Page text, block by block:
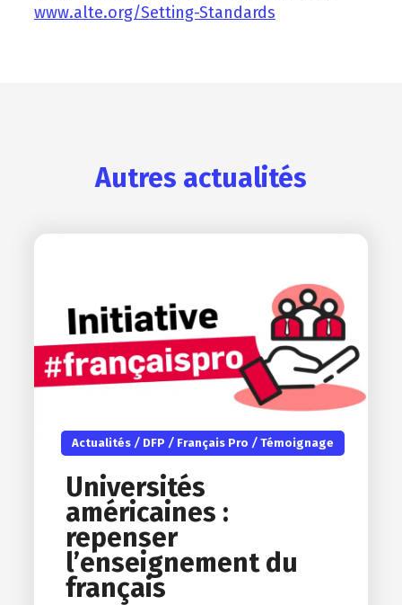
www.alte.org/Setting-Standards
Autres actualités
Actualités/ DFP / Français Pro / Témoignage
Universités
américaines :
repenser
l’enseignement du
français